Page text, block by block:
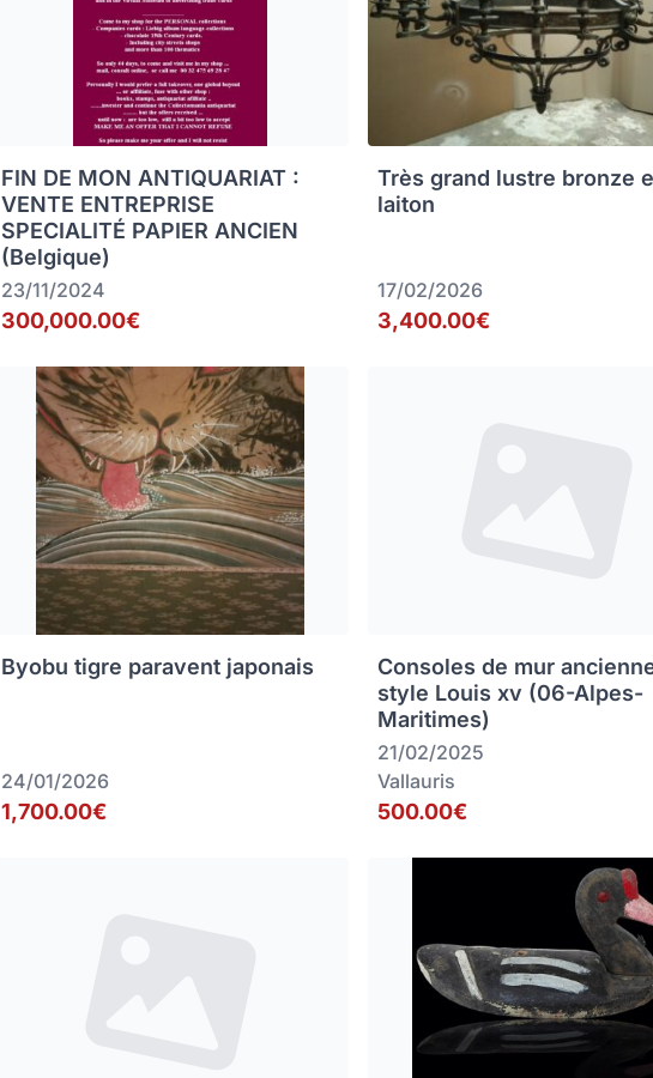
FIN DE MON ANTIQUARIAT :
VENTE ENTREPRISE
SPECIALITÉ PAPIER ANCIEN
(Belgique)
23/11/2024
300,000.00€
Très grand lustre bronze
laiton
17/02/2026
3,400.00€
Byobu tigre paravent japonais
24/01/2026
1,700.00€
Consoles de mur
style Louis xv (06-Alpes-
Maritimes)
21/02/2025
Vallauris
500.00€